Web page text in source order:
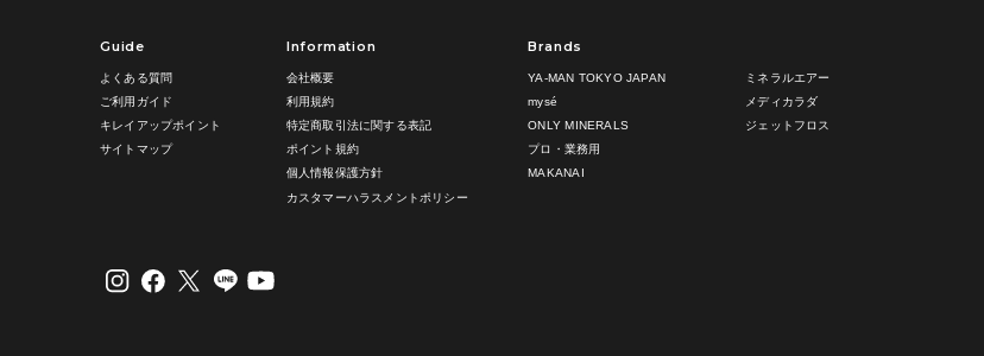
Guide
よくある質問
ご利用ガイド
キレイアップポイント
サイトマップ
Information
会社概要
利用規約
特定商取引法に関する表記
ポイント規約
個人情報保護方針
カスタマーハラスメントポリシー
Brands
YA-MAN TOKYO JAPAN
mysé
ONLY MINERALS
プロ・業務用
MAKANAI
ミネラルエアー
メディカラダ
ジェットフロス